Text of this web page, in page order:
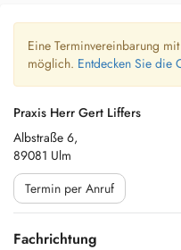
Eine Terminvereinbarung
möglich. Entdecken Sie die
Praxis Herr Gert Liffers
Albstraße 6,
89081 Ulm
Termin per Anruf
Fachrichtung